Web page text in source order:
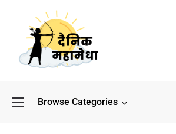
Browse Categories